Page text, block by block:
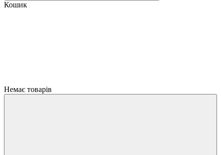
Кошик
Немає товарів